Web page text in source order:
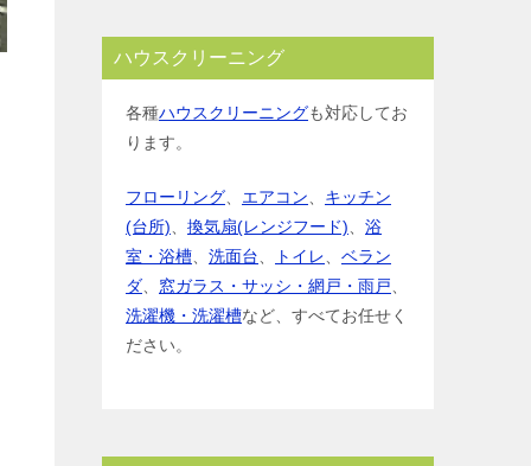
ハウスクリーニング
各種ハウスクリーニングも対応してお
ります。
フローリング エアコン
キッチン
(台所)
換気扇(レンジフード)
浴
室・浴槽
洗面台 トイレ
ベラン
ダ
窓ガラス・サッシ・網戸・雨戸
洗濯機・洗濯槽など、すべてお任せく
ださい。